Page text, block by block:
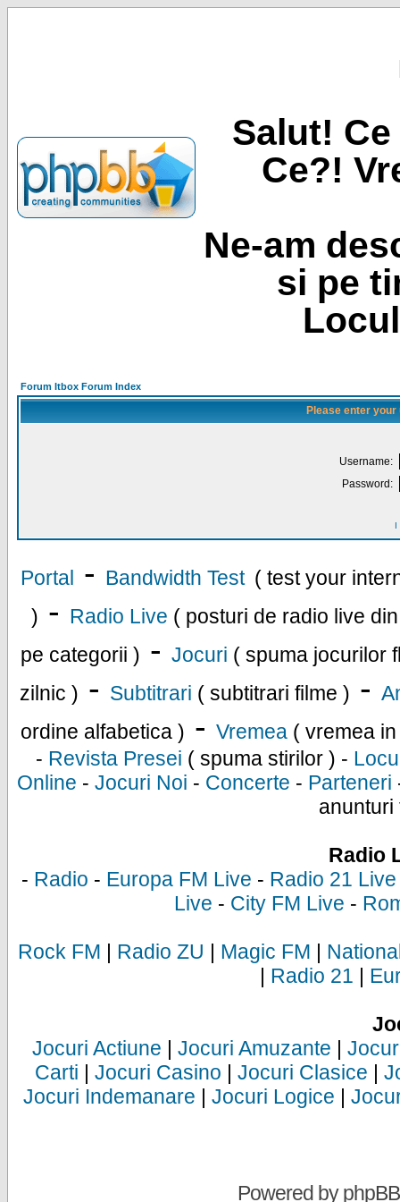
Salut!
Ce?!
Ne-am
si pe
Forum Itbox Forum Index
Please enter
Username:
Password:
I
Portal - Bandwidth Test ( test your
) - Radio Live ( posturi de radio live
pe categorii ) - Jocuri ( spuma jocurilor
zilnic ) - Subtitrari ( subtitrari filme ) -
ordine alfabetica ) - Vremea ( vremea
- Revista Presei ( spuma stirilor ) -
Online - Jocuri Noi - Concerte - Parteneri
anunturi
Radio
- Radio - Europa FM Live - Radio 21 Live
Live - City FM Live -
Rock FM | Radio ZU | Magic FM |
| Radio 21 |
Jocuri Actiune | Jocuri Amuzante |
Carti | Jocuri Casino | Jocuri Clasice |
Jocuri Indemanare | Jocuri Logice |
Powered byphpBB